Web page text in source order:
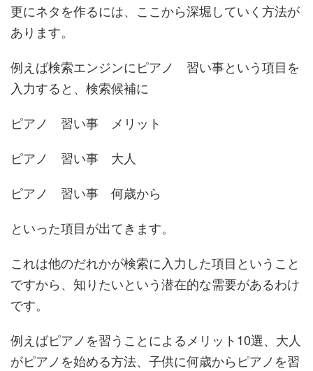
更にネタを作るには、ここから深堀していく方法が
あります。
例えば検索エンジンにピアノ 習い事という項目を
入力すると、検索候補に
ピアノ 習い事 メリット
ピアノ 習い事 大人
ピアノ 習い事 何歳から
といった項目が出てきます。
これは他のだれかが検索に入力した項目ということ
ですから、知りたいという潜在的な需要があるわけ
です。
例えばピアノを習うことによるメリット10選、大人
がピアノを始める方法、子供に何歳からピアノを習